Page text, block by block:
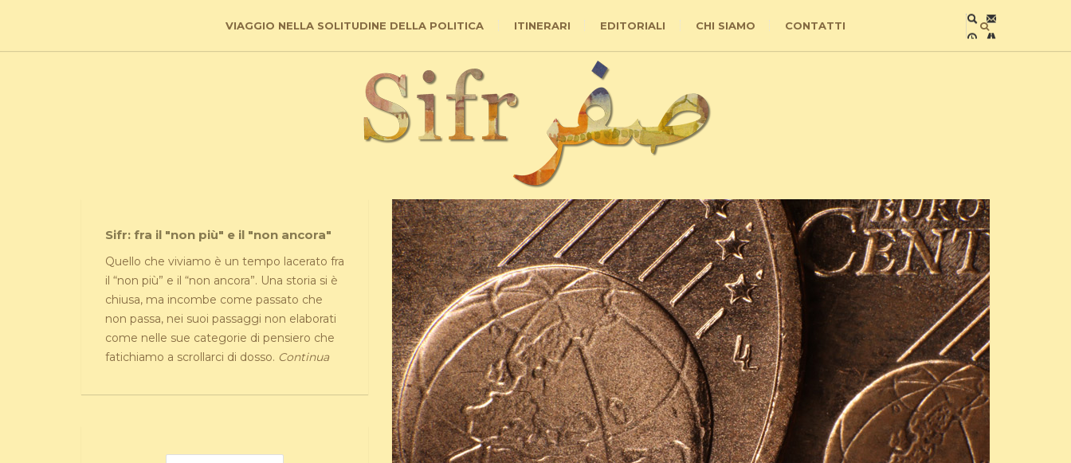
VIAGGIO NELLA SOLITUDINE DELLA POLITICA ITINERARI EDITORIALI CHI SIAMO CONTATTI
Sifr: fra il "non più" e il "non ancora"
Quello che viviamo è un tempo lacerato fra
il “non più” e il “non ancora”. Una storia si è
chiusa, ma incombe come passato che
non passa, nei suoi passaggi non elaborati
come nelle sue categorie di pensiero che
fatichiamo a scrollarci di dosso. Continua